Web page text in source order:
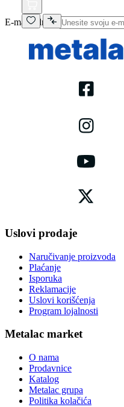
E-mail adresa
Uslovi prodaje
Naručivanje proizvoda
Plaćanje
Isporuka
Reklamacije
Uslovi korišćenja
Program lojalnosti
Metalac market
O nama
Prodavnice
Katalog
Metalac grupa
Politika kolačića